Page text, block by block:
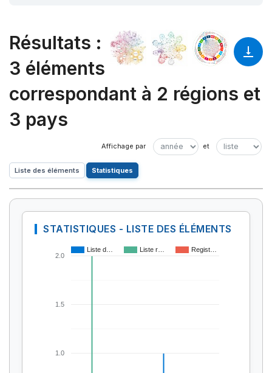
Résultats :
3 éléments
correspondant à 2 régions et
3 pays
Liste des éléments Statistiques
STATISTIQUES - LISTE DES ÉLÉMENTS
Liste d… Liste r… Regist…
1.0
1.5
2.0